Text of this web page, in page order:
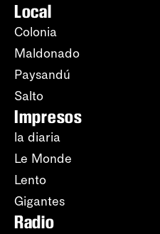
Local
Colonia
Maldonado
Paysandú
Salto
Impresos
la diaria
Le Monde
Lento
Gigantes
Radio